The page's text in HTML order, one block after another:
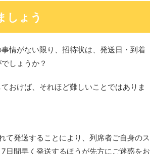
しょう
情がない限り、招待状は、発送日・到着
しょうか？
おけば、それほど難しいことではありま
て発送することにより、列席者ご自身のス
日間早く発送するほうが先方にご迷惑をお